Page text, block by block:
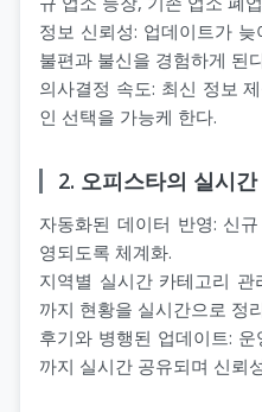
정보 신뢰성: 업데이트가
불편과 불신을 경험하게 된
의사결정 속도: 최신 정보
인 선택을 가능케 한다.
2. 오피스타의 실시
자동화된 데이터 반영: 신
영되도록 체계화.
지역별 실시간 카테고리
까지 현황을 실시간으로 정
후기와 병행된 업데이트:
까지 실시간 공유되며 신뢰